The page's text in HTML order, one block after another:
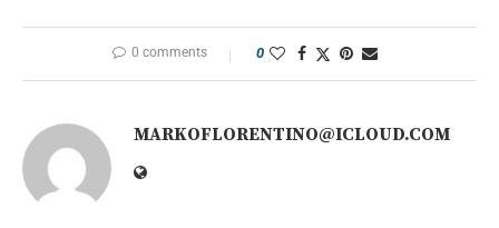
0 comments 0
MARKOFLORENTINO@ICLOUD.COM